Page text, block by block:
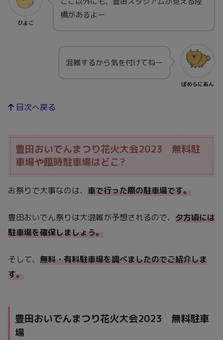
ひよこ
橋があるよー
ぽめらにあん
混雑するから気を付けてねー
目次へ戻る
豊田おいでんまつり花火大会2023 無料駐
車場や臨時駐車場はどこ?
お祭りで大事なのは、 車で行った際の駐車場です。
豊田おいでん祭りは大混雑が予想されるので、 夕方頃には
駐車場を確保しましょう。
そして、 無料・有料駐車場を調べましたのでご紹介しま
す。
豊田おいでんまつり花火大会2023 無料駐車
場